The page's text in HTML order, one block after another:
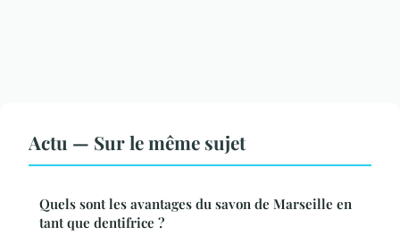
Actu — Sur le même sujet
Quels sont les avantages du savon de Marseille en
tant que dentifrice ?